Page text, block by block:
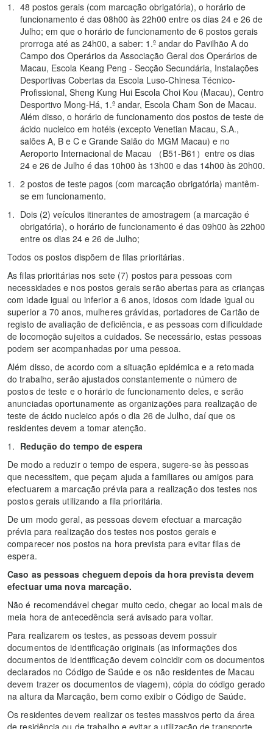
48 postos gerais (com marcação obrigatória), o horário de
funcionamento é das 08h00 às 22h00 entre os dias 24 e 26 de
Julho; em que o horário de funcionamento de 6 postos gerais
prorroga até as 24h00, a saber: 1.º andar do Pavilhão A do
Campo dos Operários da Associação Geral dos Operários de
Macau, Escola Keang Peng - Secção Secundária, Instalações
Desportivas Cobertas da Escola Luso-Chinesa Técnico-
Profissional, Sheng Kung Hui Escola Choi Kou (Macau), Centro
Desportivo Mong-Há, 1.º andar, Escola Cham Son de Macau.
Além disso, o horário de funcionamento dos postos de teste de
ácido nucleico em hotéis (excepto Venetian Macau, S.A.,
salões A, B e C e Grande Salão do MGM Macau) e no
Aeroporto Internacional de Macau （B51-B61）entre os dias
24 e 26 de Julho é das 10h00 às 13h00 e das 14h00 às 20h00.
2 postos de teste pagos (com marcação obrigatória) mantêm-
se em funcionamento.
Dois (2) veículos itinerantes de amostragem (a marcação é
obrigatória), o horário de funcionamento é das 09h00 às 22h00
entre os dias 24 e 26 de Julho;
Todos os postos dispõem de filas prioritárias.
As filas prioritárias nos sete (7) postos para pessoas com
necessidades e nos postos gerais serão abertas para as crianças
com idade igual ou inferior a 6 anos, idosos com idade igual ou
superior a 70 anos, mulheres grávidas, portadores de Cartão de
registo de avaliação de deficiência, e as pessoas com dificuldade
de locomoção sujeitos a cuidados. Se necessário, estas pessoas
podem ser acompanhadas por uma pessoa.
Além disso, de acordo com a situação epidémica e a retomada
do trabalho, serão ajustados constantemente o número de
postos de teste e o horário de funcionamento deles, e serão
anunciadas oportunamente as organizações para realização de
teste de ácido nucleico após o dia 26 de Julho, daí que os
residentes devem a tomar atenção.
Redução do tempo de espera
De modo a reduzir o tempo de espera, sugere-se às pessoas
que necessitem, que peçam ajuda a familiares ou amigos para
efectuarem a marcação prévia para a realização dos testes nos
postos gerais utilizando a fila prioritária.
De um modo geral, as pessoas devem efectuar a marcação
prévia para realização dos testes nos postos gerais e
comparecer nos postos na hora prevista para evitar filas de
espera.
Caso as pessoas cheguem depois da hora prevista devem
efectuar uma nova marcação.
Não é recomendável chegar muito cedo, chegar ao local mais de
meia hora de antecedência será avisado para voltar.
Para realizarem os testes, as pessoas devem possuir
documentos de identificação originais (as informações dos
documentos de identificação devem coincidir com os documentos
declarados no Código de Saúde e os não residentes de Macau
devem trazer os documentos de viagem), cópia do código gerado
na altura da Marcação, bem como exibir o Código de Saúde.
Os residentes devem realizar os testes massivos perto da área